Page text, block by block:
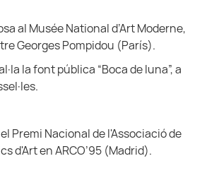
al Musée National d’Art Moderne,
Georges Pompidou (París).
la font pública “Boca de luna”, a
Premi Nacional de l'Associació de
d'Art en ARCO’95 (Madrid).